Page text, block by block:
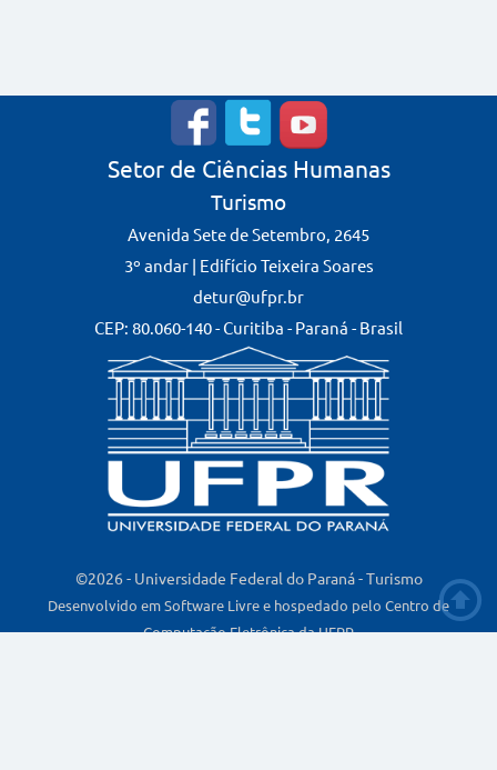
Setor de Ciências Humanas
Turismo
Avenida Sete de Setembro, 2645
3º andar | Edifício Teixeira Soares
detur@ufpr.br
CEP: 80.060-140 - Curitiba - Paraná - Brasil
©2026 - Universidade Federal do Paraná - Turismo
Desenvolvido em Software Livre e hospedado pelo Centro de
Computação Eletrônica da UFPR